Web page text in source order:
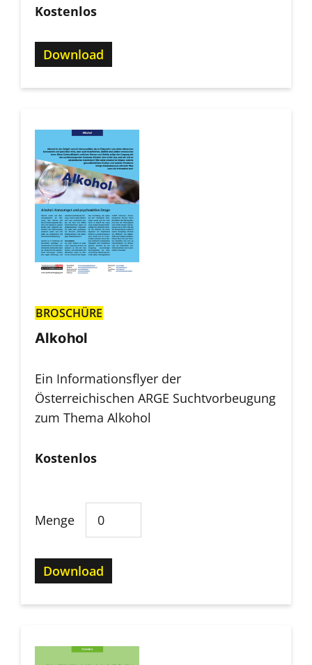
Kostenlos
Download
BROSCHÜRE
Alkohol
Ein Informationsflyer der
Österreichischen ARGE Suchtvorbeugung
zum Thema Alkohol
Kostenlos
Menge
Download